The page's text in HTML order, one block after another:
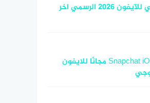
تحميل إنستقرام عربي للآيفون 2026 الرسمي اخر
سناب شات – تنزيل Snapchat iOS مجانًا للايفون